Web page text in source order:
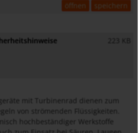
öffnen speichern
mit Turbinenrad dienen zum
von strömenden Flüssigkeiten.
hochbeständiger Werkstoffe